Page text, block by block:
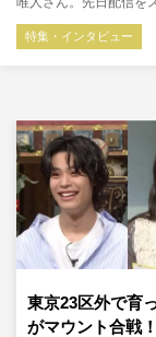
特集・インタビュー
東京23区外で育
がマウント合戦